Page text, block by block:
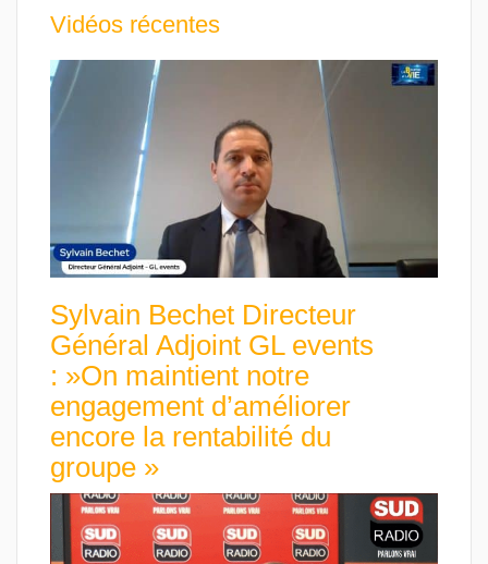
Vidéos récentes
Sylvain Bechet Directeur
Général Adjoint GL events
: »On maintient notre
engagement d’améliorer
encore la rentabilité du
groupe »